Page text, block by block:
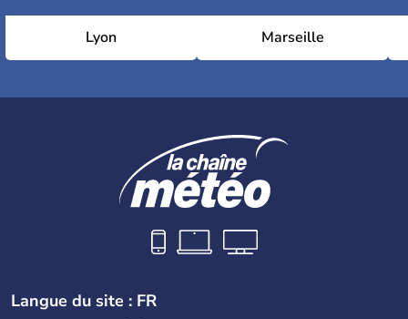
Lyon Marseille
Langue du site : FR